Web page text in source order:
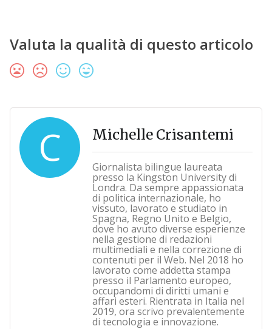
Valuta la qualità di questo articolo
C Michelle Crisantemi
Giornalista bilingue laureata
presso la Kingston University di
Londra. Da sempre appassionata
di politica internazionale, ho
vissuto, lavorato e studiato in
Spagna, Regno Unito e Belgio,
dove ho avuto diverse esperienze
nella gestione di redazioni
multimediali e nella correzione di
contenuti per il Web. Nel 2018 ho
lavorato come addetta stampa
presso il Parlamento europeo,
occupandomi di diritti umani e
affari esteri. Rientrata in Italia nel
2019, ora scrivo prevalentemente
di tecnologia e innovazione.